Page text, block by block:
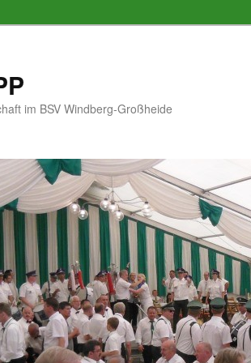
im BSV Windberg-Großheide